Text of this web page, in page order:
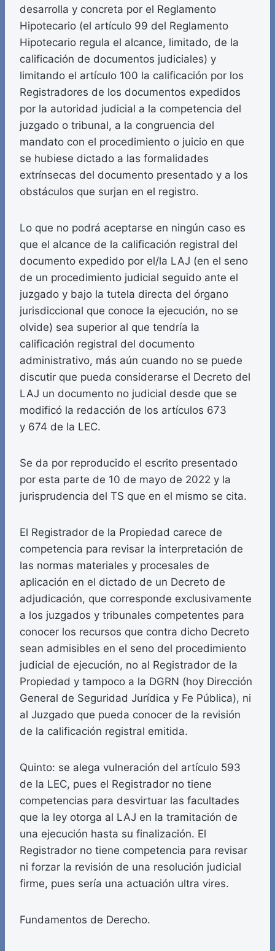
desarrolla y concreta por el Reglamento
Hipotecario (el artículo 99 del Reglamento
Hipotecario regula el alcance, limitado, de la
calificación de documentos judiciales) y
limitando el artículo 100 la calificación por los
Registradores de los documentos expedidos
por la autoridad judicial a la competencia del
juzgado o tribunal, a la congruencia del
mandato con el procedimiento o juicio en que
se hubiese dictado a las formalidades
extrínsecas del documento presentado y a los
obstáculos que surjan en el registro.
Lo que no podrá aceptarse en ningún caso es
que el alcance de la calificación registral del
documento expedido por el/la LAJ (en el seno
de un procedimiento judicial seguido ante el
juzgado y bajo la tutela directa del órgano
jurisdiccional que conoce la ejecución, no se
olvide) sea superior al que tendría la
calificación registral del documento
administrativo, más aún cuando no se puede
discutir que pueda considerarse el Decreto del
LAJ un documento no judicial desde que se
modificó la redacción de los artículos 673
y 674 de la LEC.
Se da por reproducido el escrito presentado
por esta parte de 10 de mayo de 2022 y la
jurisprudencia del TS que en el mismo se cita.
El Registrador de la Propiedad carece de
competencia para revisar la interpretación de
las normas materiales y procesales de
aplicación en el dictado de un Decreto de
adjudicación, que corresponde exclusivamente
a los juzgados y tribunales competentes para
conocer los recursos que contra dicho Decreto
sean admisibles en el seno del procedimiento
judicial de ejecución, no al Registrador de la
Propiedad y tampoco a la DGRN (hoy Dirección
General de Seguridad Jurídica y Fe Pública), ni
al Juzgado que pueda conocer de la revisión
de la calificación registral emitida.
Quinto: se alega vulneración del artículo 593
de la LEC, pues el Registrador no tiene
competencias para desvirtuar las facultades
que la ley otorga al LAJ en la tramitación de
una ejecución hasta su finalización. El
Registrador no tiene competencia para revisar
ni forzar la revisión de una resolución judicial
firme, pues sería una actuación ultra vires.
Fundamentos de Derecho.